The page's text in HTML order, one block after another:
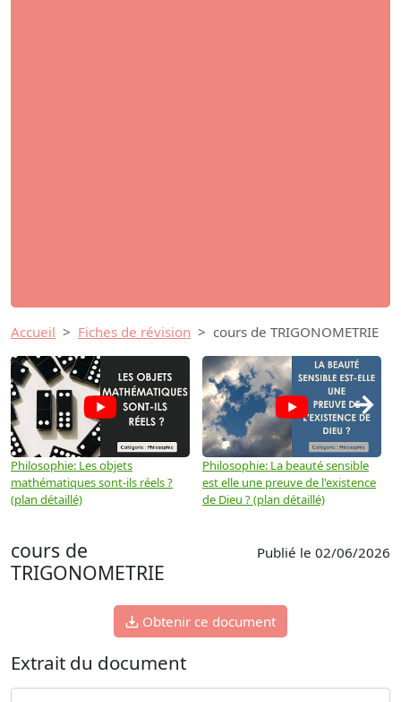
Accueil Fiches de révision cours de TRIGONOMETRIE
Philosophie: Les objets
mathématiques sont-ils réels ?
(plan détaillé)
Philosophie: La beauté sensible
est elle une preuve de l'existence
de Dieu ? (plan détaillé)
→
cours de
TRIGONOMETRIE
Publié le 02/06/2026
Obtenir ce document
Extrait du document